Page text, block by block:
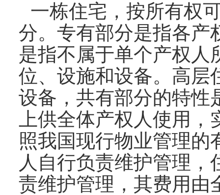
一栋住宅，按所有权
分。专有部分是指各产
是指不属于单个产权人
位、设施和设备。高层
设备，共有部分的特性
上供全体产权人使用
照我国现行物业管理的
人自行负责维护管理
责维护管理，其费用由